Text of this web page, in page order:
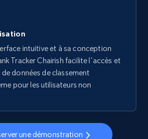
- Collects products by
Sku, Currency, Gtin,
urls, Top reviews, and
intuitive et à sa conception
Tracker Chairish facilite l'accès et
données de classement
pour les utilisateurs non
une démonstration